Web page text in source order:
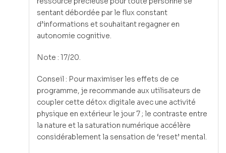
sentant débordée par le flux constant
d’informations et souhaitant regagner en
autonomie cognitive.
Note : 17/20.
Conseil : Pour maximiser les effets de ce
programme, je recommande aux utilisateurs de
coupler cette détox digitale avec une activité
physique en extérieur le jour 7 ; le contraste entre
la nature et la saturation numérique accélère
considérablement la sensation de ‘reset’ mental.